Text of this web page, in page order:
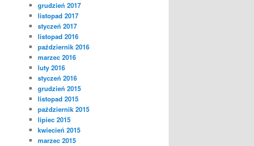
grudzień 2017
listopad 2017
styczeń 2017
listopad 2016
październik 2016
marzec 2016
luty 2016
styczeń 2016
grudzień 2015
listopad 2015
październik 2015
lipiec 2015
kwiecień 2015
marzec 2015